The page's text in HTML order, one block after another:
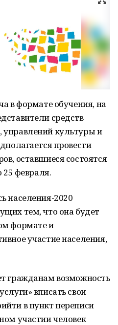
в формате обучения, на
средств
культуры и
провести
оставшиеся состоятся
25 февраля.
населения-2020
тем, что она будет
формате и
участие населения,
гражданам возможность
вписать свои
в пункт переписи
участии человек